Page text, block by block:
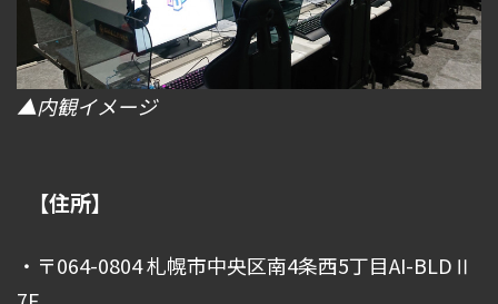
▲内観イメージ
【住所】
・〒064-0804 札幌市中央区南4条西5丁目AI-BLDⅡ